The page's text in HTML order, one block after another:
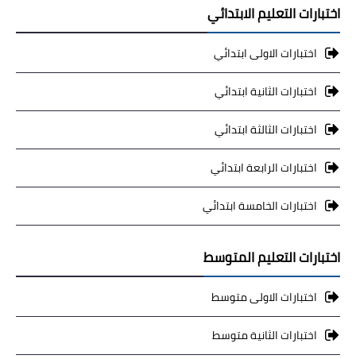
اختبارات التعليم الابتدائي
اختبارات الاولى ابتدائي
اختبارات الثانية ابتدائي
اختبارات الثالثة ابتدائي
اختبارات الرابعة ابتدائي
اختبارات الخامسة ابتدائي
اختبارات التعليم المتوسط
اختبارات الاولى متوسط
اختبارات الثانية متوسط